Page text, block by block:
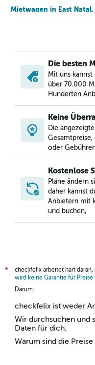
Mietwagen in East
Mietwagen in Igapo,
Mietwagen in Lagoa
Mietwagen in Lagoa
Mietwagen in Lagoa
Mietwagen in Mae
Mietwagen in Neopolis,
Mietwagen in Nordeste,
Die besten
Mit uns
über 70.000
Hunderten
Keine
Die
oder
Kostenlose
Pläne ändern
daher kannst
Anbietern mit
und buchen,
*
checkfelix arbeitet hart
wird keine Garantie für
Darum:
checkfelix ist weder
Wir durchsuchen und
Daten für dich.
Warum sind die